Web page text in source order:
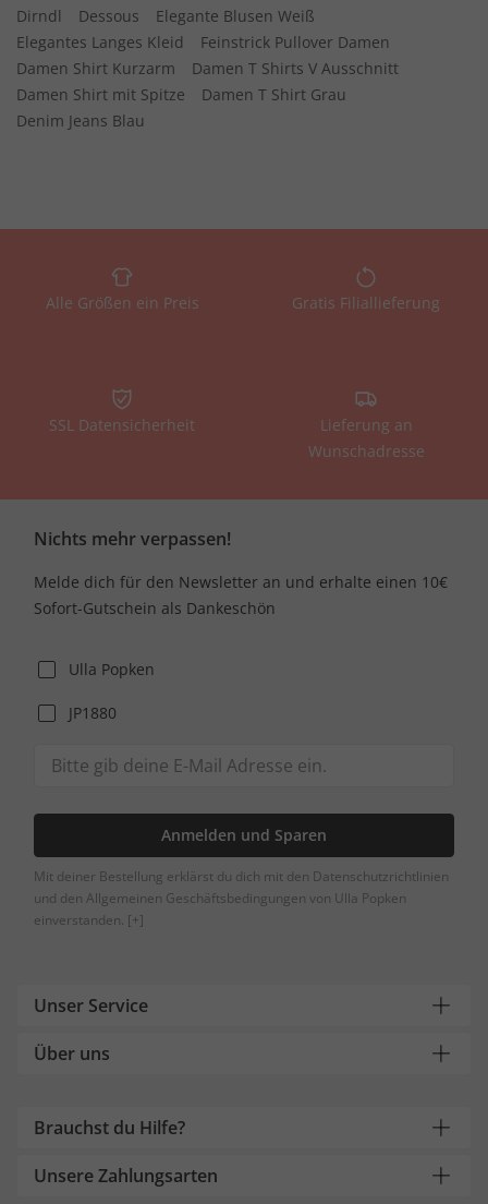
Dirndl Dessous
Elegante Blusen Weiß
Elegantes Langes Kleid
Feinstrick Pullover Damen
Damen Shirt Kurzarm
Damen T Shirts V Ausschnitt
Damen Shirt mit Spitze
Damen T Shirt Grau
Denim Jeans Blau
Alle Größen ein Preis Gratis Filiallieferung
SSL Datensicherheit
Lieferung an
Wunschadresse
Nichts mehr verpassen!
Melde dich für den Newsletter an und erhalte einen 10€
Sofort-Gutschein als Dankeschön
Ulla Popken
JP1880
Anmelden und Sparen
Mit deiner Bestellung erklärst du dich mit den Datenschutzrichtlinien
und den Allgemeinen Geschäftsbedingungen von Ulla Popken
einverstanden. [+]
Unser Service
Über uns
Brauchst du Hilfe?
Unsere Zahlungsarten